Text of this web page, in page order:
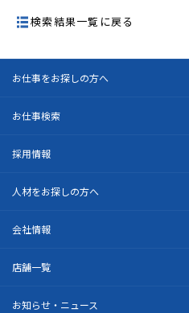
検索結果一覧に戻る
お仕事をお探しの方へ
お仕事検索
採用情報
人材をお探しの方へ
会社情報
店舗一覧
お知らせ・ニュース